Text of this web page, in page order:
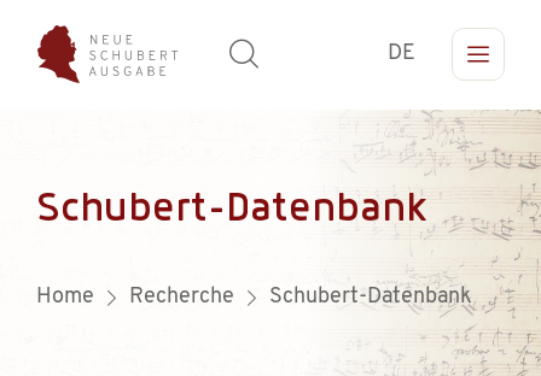
DE
Schubert-Datenbank
Home Recherche Schubert-Datenbank